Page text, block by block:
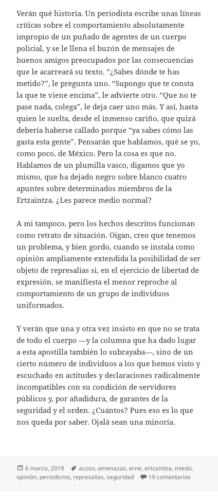
Verán qué historia. Un periodista escribe unas líneas
críticas sobre el comportamiento absolutamente
impropio de un puñado de agentes de un cuerpo
policial, y se le llena el buzón de mensajes de
buenos amigos preocupados por las consecuencias
que le acarreará su texto. “¿Sabes dónde te has
metido?”, le pregunta uno. “Supongo que te consta
la que te viene encima”, le advierte otro. “Que no te
pase nada, colega”, le deja caer uno más. Y así, hasta
quien le suelta, desde el inmenso cariño, que quizá
debería haberse callado porque “ya sabes cómo las
gasta esta gente”. Pensarán que hablamos, qué se yo,
como poco, de México. Pero la cosa es que no.
Hablamos de un plumilla vasco, digamos que yo
mismo, que ha dejado negro sobre blanco cuatro
apuntes sobre determinados miembros de la
Ertzaintza. ¿Les parece medio normal?
A mi tampoco, pero los hechos descritos funcionan
como retrato de situación. Oigan, creo que tenemos
un problema, y bien gordo, cuando se instala como
opinión ampliamente extendida la posibilidad de ser
objeto de represalias si, en el ejercicio de libertad de
expresión, se manifiesta el menor reproche al
comportamiento de un grupo de individuos
uniformados.
Y verán que una y otra vez insisto en que no se trata
de todo el cuerpo —y la columna que ha dado lugar
a esta apostilla también lo subrayaba—, sino de un
cierto número de individuos a los que hemos visto y
escuchado en actitudes y declaraciones radicalmente
incompatibles con su condición de servidores
públicos y, por añadidura, de garantes de la
seguridad y el orden. ¿Cuántos? Pues eso es lo que
nos queda por saber. Ojalá sean una minoría.
Publicado
el
6 marzo, 2018 Etiquetas
acoso,amenazas,erne,ertzaintza, miedo,
opinión, periodismo, represalias,seguridad 19 comentarios